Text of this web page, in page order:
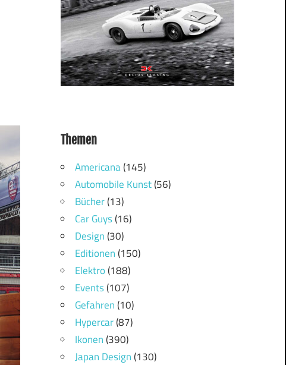
Themen
Americana(145)
Automobile Kunst(56)
Bücher(13)
Car Guys(16)
Design(30)
Editionen(150)
Elektro(188)
Events(107)
Gefahren(10)
Hypercar(87)
Ikonen(390)
Japan Design(130)